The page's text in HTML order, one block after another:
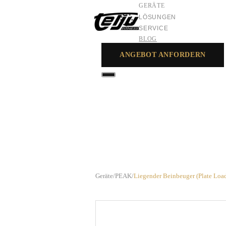
GERÄTE
LÖSUNGEN
SERVICE
BLOG
ANGEBOT ANFORDERN
Geräte/PEAK/Liegender Beinbeuger (Plate